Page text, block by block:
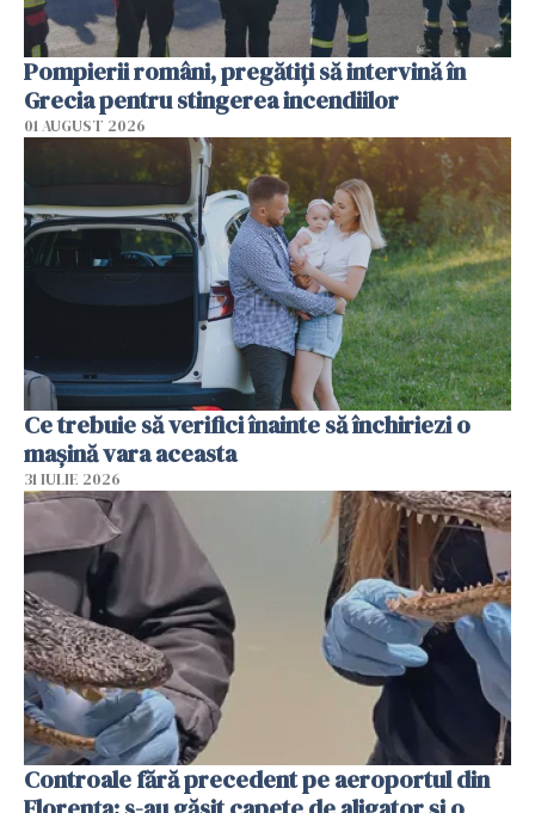
Pompierii români, pregătiţi să intervină în
Grecia pentru stingerea incendiilor
01 AUGUST 2026
Ce trebuie să verifici înainte să închiriezi o
mașină vara aceasta
31 IULIE 2026
Controale fără precedent pe aeroportul din